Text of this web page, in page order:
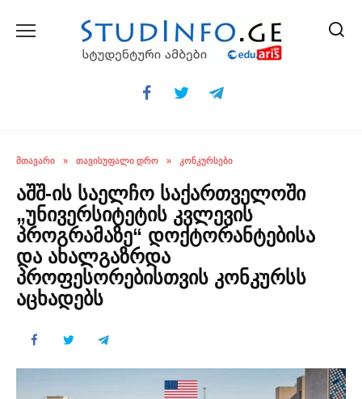
ᲛᲗᲐᲕᲐᲠᲘ » ᲗᲐᲕᲘᲡᲣᲤᲐᲚᲘ ᲓᲠᲝ » ᲙᲝᲜᲙᲣᲠᲡᲔᲑᲘ
აშშ-ის საელჩო საქართველოში
„უნივერსიტეტის კვლევის
პროგრამაზე“ დოქტორანტებისა
და ახალგაზრდა
პროფესორებისთვის კონკურსს
აცხადებს